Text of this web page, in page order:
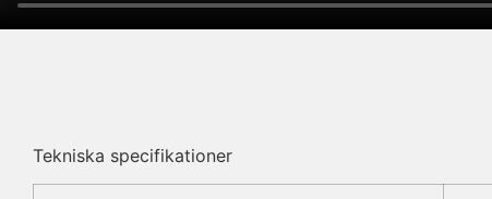
Tekniska specifikationer